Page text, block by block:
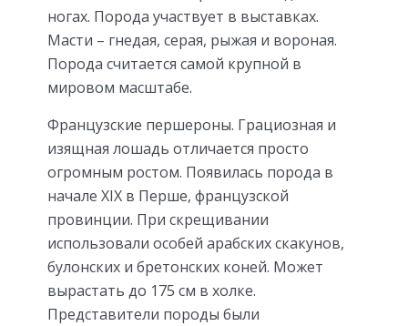
ногах. Порода участвует в выставках.
Масти – гнедая, серая, рыжая и вороная.
Порода считается самой крупной в
мировом масштабе.
Французские першероны. Грациозная и
изящная лошадь отличается просто
огромным ростом. Появилась порода в
начале XIX в Перше, французской
провинции. При скрещивании
использовали особей арабских скакунов,
булонских и бретонских коней. Может
вырастать до 175 см в холке.
Представители породы были